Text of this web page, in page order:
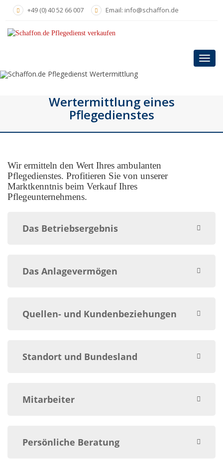
Skip to main content
+49 (0) 40 52 66 007 Email: info@schaffon.de
Wertermittlung eines
Pflegedienstes
Wir ermitteln den Wert Ihres ambulanten
Pflegedienstes. Profitieren Sie von unserer
Marktkenntnis beim Verkauf Ihres
Pflegeunternehmens.
Das Betriebsergebnis
Das Anlagevermögen
Quellen- und Kundenbeziehungen
Standort und Bundesland
Mitarbeiter
Persönliche Beratung